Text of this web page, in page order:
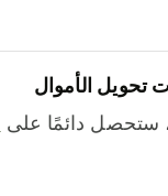
تحويل الأموال
ستحصل دائمًا على